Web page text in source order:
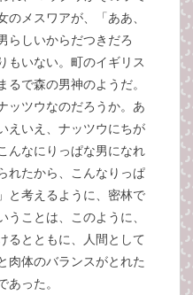
のメスワアが、「ああ、
らしいからだつきだろ
もいない。町のイギリス
るで森の男神のようだ。
ッツウなのだろうか。あ
えいえ、ナッツウにちが
んなにりっぱな男になれ
れたから、こんなりっぱ
と考えるように、密林で
うことは、このように、
るとともに、人間として
肉体のバランスがとれた
あった。